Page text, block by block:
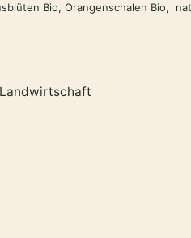
Bio, Orangenschalen Bio,